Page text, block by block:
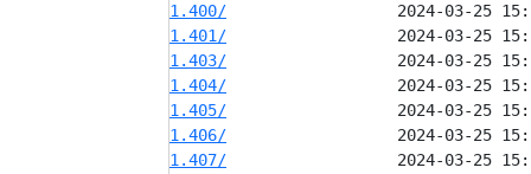
1.400/
1.401/
1.403/
1.404/
1.405/
1.406/
1.407/